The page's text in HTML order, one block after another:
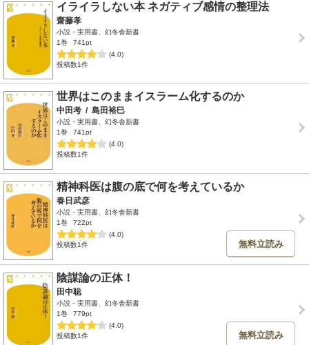
イライラしない本 ネガティブ感情の整理法
齋藤孝
小説・実用書、幻冬舎新書
1巻
741pt
(4.0)
投稿数1件
世界はこのままイスラーム化するのか
中田考 / 島田裕巳
小説・実用書、幻冬舎新書
1巻
741pt
(4.0)
投稿数1件
精神科医は腹の底で何を考えているか
春日武彦
小説・実用書、幻冬舎新書
1巻
722pt
(4.0)
投稿数1件
無料立読み
陰謀論の正体！
田中聡
小説・実用書、幻冬舎新書
1巻
779pt
(4.0)
投稿数1件
無料立読み